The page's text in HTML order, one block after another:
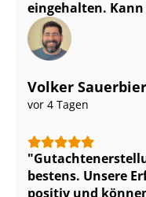
eingehalten.
Volker Sauerbier
vor 4 Tagen
bestens. Unsere
positiv und